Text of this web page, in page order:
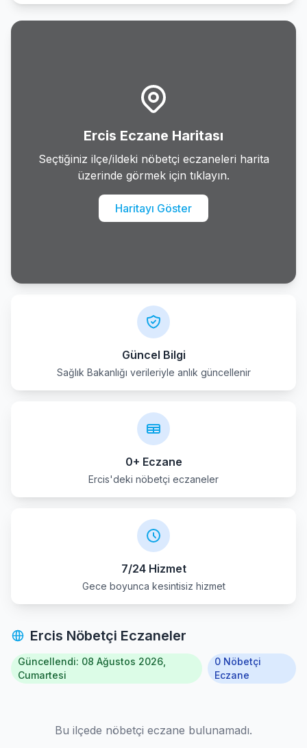
Ercis Eczane Haritası
Seçtiğiniz ilçe/ildeki nöbetçi eczaneleri harita
üzerinde görmek için tıklayın.
Haritayı Göster
Güncel Bilgi
Sağlık Bakanlığı verileriyle anlık güncellenir
0+ Eczane
Ercis'deki nöbetçi eczaneler
7/24 Hizmet
Gece boyunca kesintisiz hizmet
Ercis Nöbetçi Eczaneler
Güncellendi: 08 Ağustos 2026,
Cumartesi
0 Nöbetçi
Eczane
Bu ilçede nöbetçi eczane bulunamadı.